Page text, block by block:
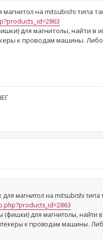
на mitsubishi типа
для магнитолы, найти в
к проводам машины.
магнитол на mitsubishi типа
для магнитолы, найти
к проводам машины.